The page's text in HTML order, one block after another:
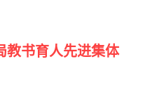
教书育人先进集体